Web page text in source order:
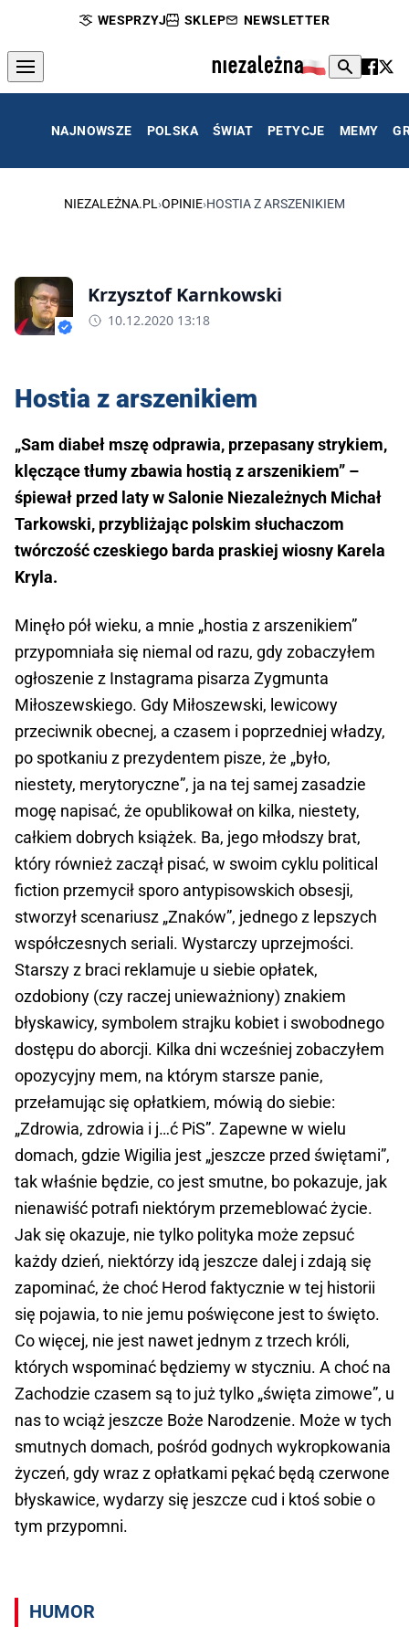
WESPRZYJ SKLEP NEWSLETTER
NAJNOWSZE POLSKA ŚWIAT PETYCJE MEMY
NIEZALEŻNA.PL ›OPINIE›HOSTIA Z ARSZENIKIEM
Krzysztof Karnkowski
10.12.2020 13:18
Hostia z arszenikiem
„Sam diabeł mszę odprawia, przepasany strykiem,
klęczące tłumy zbawia hostią z arszenikiem” –
śpiewał przed laty w Salonie Niezależnych Michał
Tarkowski, przybliżając polskim słuchaczom
twórczość czeskiego barda praskiej wiosny Karela
Kryla.
Minęło pół wieku, a mnie „hostia z arszenikiem”
przypomniała się niemal od razu, gdy zobaczyłem
ogłoszenie z Instagrama pisarza Zygmunta
Miłoszewskiego. Gdy Miłoszewski, lewicowy
przeciwnik obecnej, a czasem i poprzedniej władzy,
po spotkaniu z prezydentem pisze, że „było,
niestety, merytoryczne”, ja na tej samej zasadzie
mogę napisać, że opublikował on kilka, niestety,
całkiem dobrych książek. Ba, jego młodszy brat,
który również zaczął pisać, w swoim cyklu political
fiction przemycił sporo antypisowskich obsesji,
stworzył scenariusz „Znaków”, jednego z lepszych
współczesnych seriali. Wystarczy uprzejmości.
Starszy z braci reklamuje u siebie opłatek,
ozdobiony (czy raczej unieważniony) znakiem
błyskawicy, symbolem strajku kobiet i swobodnego
dostępu do aborcji. Kilka dni wcześniej zobaczyłem
opozycyjny mem, na którym starsze panie,
przełamując się opłatkiem, mówią do siebie:
„Zdrowia, zdrowia i j…ć PiS”. Zapewne w wielu
domach, gdzie Wigilia jest „jeszcze przed świętami”,
tak właśnie będzie, co jest smutne, bo pokazuje, jak
nienawiść potrafi niektórym przemeblować życie.
Jak się okazuje, nie tylko polityka może zepsuć
każdy dzień, niektórzy idą jeszcze dalej i zdają się
zapominać, że choć Herod faktycznie w tej historii
się pojawia, to nie jemu poświęcone jest to święto.
Co więcej, nie jest nawet jednym z trzech króli,
których wspominać będziemy w styczniu. A choć na
Zachodzie czasem są to już tylko „święta zimowe”, u
nas to wciąż jeszcze Boże Narodzenie. Może w tych
smutnych domach, pośród godnych wykropkowania
życzeń, gdy wraz z opłatkami pękać będą czerwone
błyskawice, wydarzy się jeszcze cud i ktoś sobie o
tym przypomni.
HUMOR